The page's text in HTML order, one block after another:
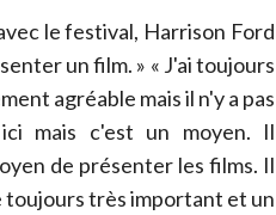
le festival, Harrison Ford
un film. » « J'ai toujours
agréable mais il n'y a pas
mais c'est un moyen. Il
de présenter les films. Il
toujours très important et un